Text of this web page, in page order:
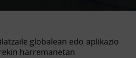
globalean edo aplikazio
harremanetan